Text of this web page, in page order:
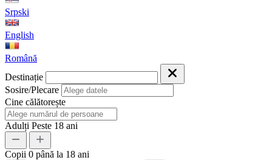
Srpski
English
Română
Destinație
Sosire/Plecare
Cine călătorește
Adulți Peste 18 ani
Copii 0 până la 18 ani